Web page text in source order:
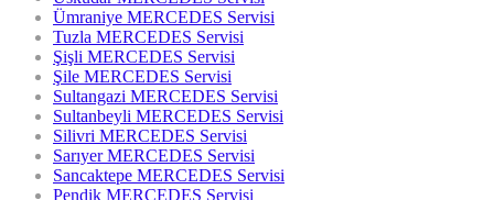
Ümraniye MERCEDES Servisi
Tuzla MERCEDES Servisi
Şişli MERCEDES Servisi
Şile MERCEDES Servisi
Sultangazi MERCEDES Servisi
Sultanbeyli MERCEDES Servisi
Silivri MERCEDES Servisi
Sarıyer MERCEDES Servisi
Sancaktepe MERCEDES Servisi
Pendik MERCEDES Servisi